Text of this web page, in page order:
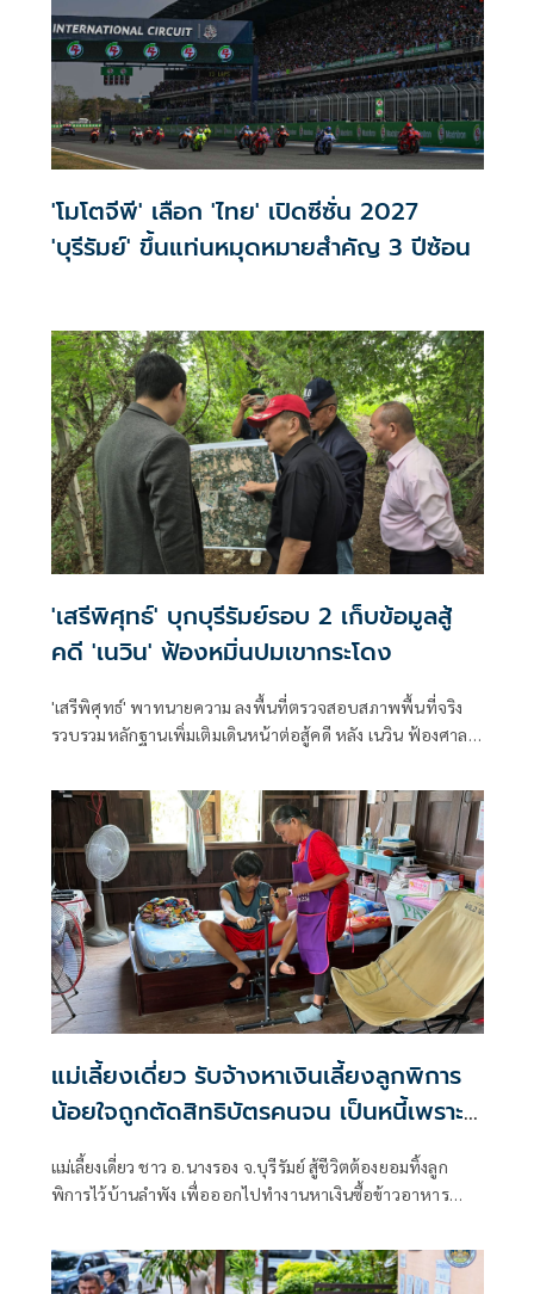
'โมโตจีพี' เลือก 'ไทย' เปิดซีซั่น 2027
'บุรีรัมย์' ขึ้นแท่นหมุดหมายสำคัญ 3 ปีซ้อน
'เสรีพิศุทธ์' บุกบุรีรัมย์รอบ 2 เก็บข้อมูลสู้
คดี 'เนวิน' ฟ้องหมิ่นปมเขากระโดง
'เสรีพิศุทธ์' พาทนายความ ลงพื้นที่ตรวจสอบสภาพพื้นที่จริง
รวบรวมหลักฐานเพิ่มเติมเดินหน้าต่อสู้คดี หลัง เนวิน ฟ้องศาล
รอยการขุดเปิดทางน้ำที่เคยถมรุกล้ำลำรางสาธารณะ ยันไม่ไกล่
เกลี่ยเพื่อพิสูจน์ความจริง ลั่นหาก 'เนวิน ชิดชอบ' ยอมรับบุกรุก
ที่รถไฟจริงถึงจะยอม
แม่เลี้ยงเดี่ยว รับจ้างหาเงินเลี้ยงลูกพิการ
น้อยใจถูกตัดสิทธิบัตรคนจน เป็นหนี้เพราะ
รักษาลูก
แม่เลี้ยงเดี่ยว ชาว อ.นางรอง จ.บุรีรัมย์ สู้ชีวิตต้องยอมทิ้งลูก
พิการไว้บ้านลำพัง เพื่อออกไปทำงานหาเงินซื้อข้าวอาหาร
หนี้เกิน 1 แสน ทั้งที่เกิดจากการกู้ยืมมารักษาลูกช่วงที่ป่วยต้อง
ผ่าตัดม้ามก่อนจะกลายเป็นคนพิการ วอนรัฐทบทวน